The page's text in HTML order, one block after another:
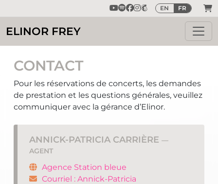
EN FR
ELINOR FREY
CONTACT
Pour les réservations de concerts, les demandes
de prestation et les questions générales, veuillez
communiquer avec la gérance d’Elinor.
ANNICK-PATRICIA CARRIÈRE —
AGENT
Agence Station bleue
Courriel : Annick-Patricia